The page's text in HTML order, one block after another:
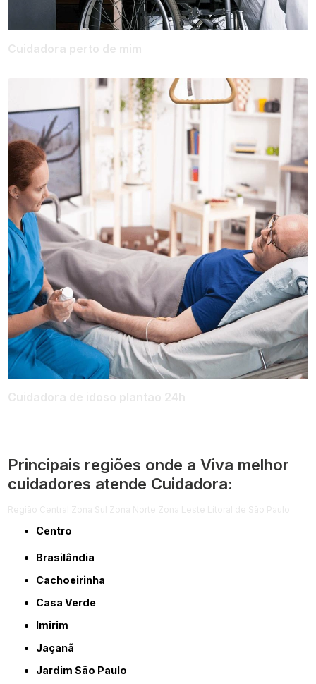
Principais regiões onde a Viva melhor
cuidadores atende Cuidadora:
Centro
Brasilândia
Cachoeirinha
Casa Verde
Imirim
Jaçanã
Jardim São Paulo